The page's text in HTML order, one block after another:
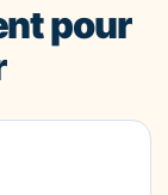
pour